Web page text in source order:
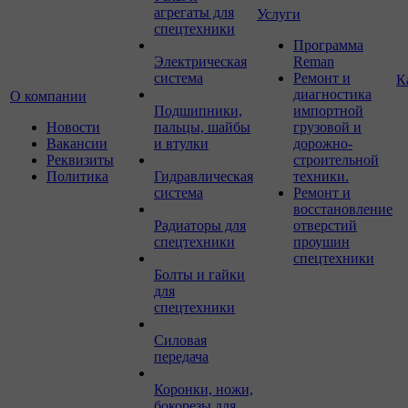
О компании
Новости
Вакансии
Реквизиты
Политика
агрегаты для
спецтехники
Электрическая
система
Подшипники,
пальцы, шайбы
и втулки
Гидравлическая
система
Радиаторы для
спецтехники
Болты и гайки
для
спецтехники
Силовая
передача
Коронки, ножи,
Услуги
Программа
Reman
Ремонт и
диагностика
импортной
грузовой и
дорожно-
строительной
техники.
Ремонт и
восстановление
отверстий
проушин
спецтехники